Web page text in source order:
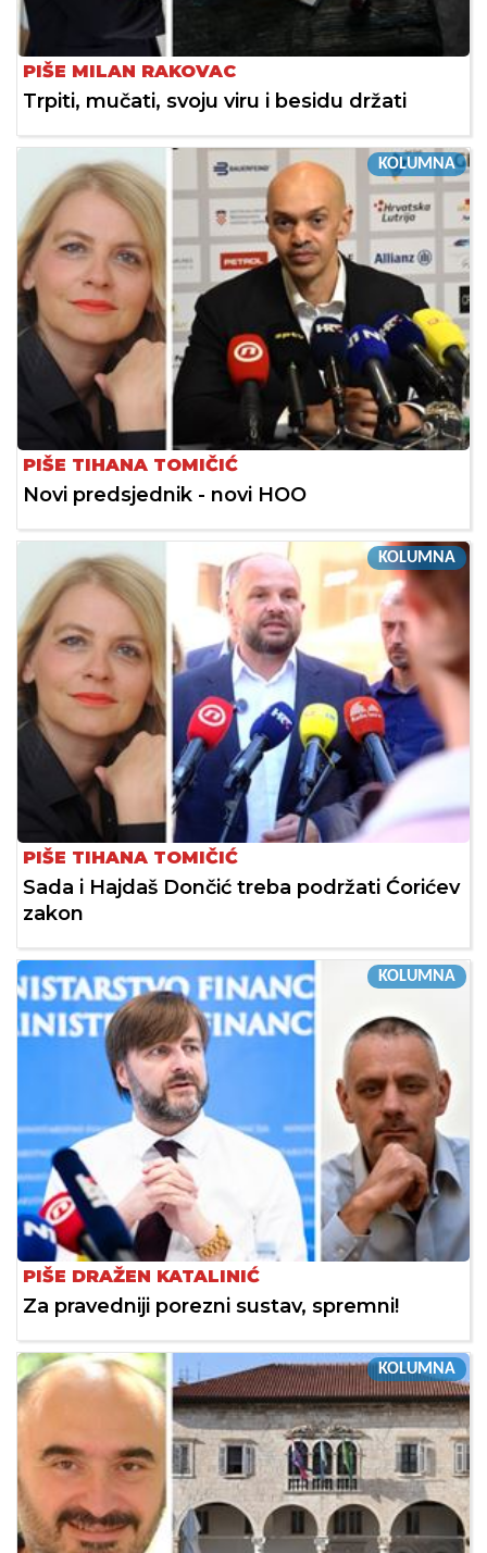
PIŠE MILAN RAKOVAC
Trpiti, mučati, svoju viru i besidu držati
KOLUMNA
PIŠE TIHANA TOMIČIĆ
Novi predsjednik - novi HOO
KOLUMNA
PIŠE TIHANA TOMIČIĆ
Sada i Hajdaš Dončić treba podržati Ćorićev
zakon
KOLUMNA
PIŠE DRAŽEN KATALINIĆ
Za pravedniji porezni sustav, spremni!
KOLUMNA